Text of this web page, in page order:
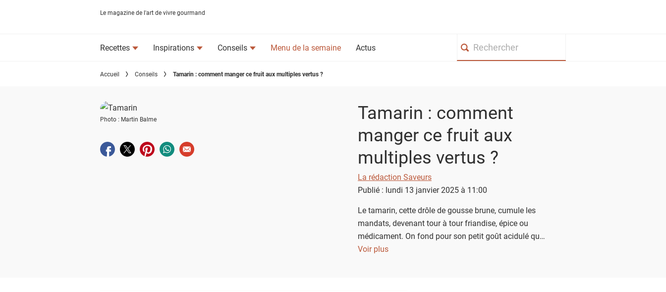
Le magazine de l'art de vivre gourmand
Recettes Inspirations Conseils Menu de la semaine Actus
Accueil Conseils Tamarin : comment manger ce fruit aux multiples vertus ?
Photo : Martin Balme
Partager sur facebook
Partager sur twitter
Partager sur pinterest
Partager sur whatsapp
Envoyer à un ami
Tamarin : comment
manger ce fruit aux
multiples vertus ?
La rédaction Saveurs
Publié : lundi 13 janvier 2025 à 11:00
Le tamarin, cette drôle de gousse brune, cumule les
mandats, devenant tour à tour friandise, épice ou
médicament. On fond pour son petit goût acidulé qui
nous transporte en Asie.
Voir plus